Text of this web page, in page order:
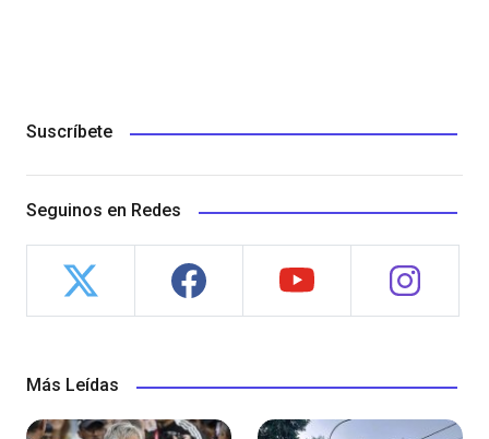
Suscríbete
Seguinos en Redes
Más Leídas